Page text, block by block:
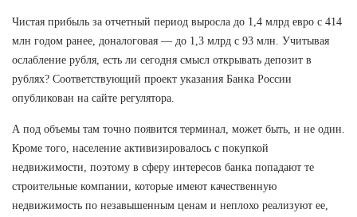
Чистая прибыль за отчетный период выросла до 1,4 млрд евро с 414
млн годом ранее, доналоговая — до 1,3 млрд с 93 млн. Учитывая
ослабление рубля, есть ли сегодня смысл открывать депозит в
рублях? Соответствующий проект указания Банка России
опубликован на сайте регулятора.
А под объемы там точно появится терминал, может быть, и не один.
Кроме того, население активизировалось с покупкой
недвижимости, поэтому в сферу интересов банка попадают те
строительные компании, которые имеют качественную
недвижимость по незавышенным ценам и неплохо реализуют ее,